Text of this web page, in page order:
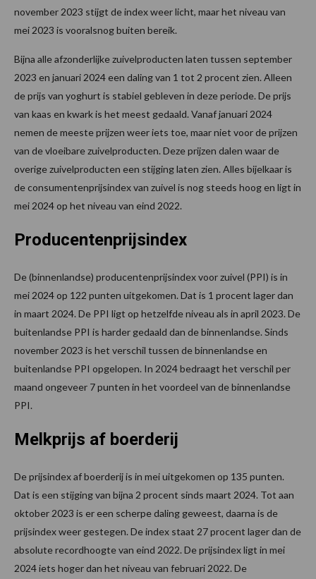
november 2023 stijgt de index weer licht, maar het niveau van
mei 2023 is vooralsnog buiten bereik.
Bijna alle afzonderlijke zuivelproducten laten tussen september
2023 en januari 2024 een daling van 1 tot 2 procent zien. Alleen
de prijs van yoghurt is stabiel gebleven in deze periode. De prijs
van kaas en kwark is het meest gedaald. Vanaf januari 2024
nemen de meeste prijzen weer iets toe, maar niet voor de prijzen
van de vloeibare zuivelproducten. Deze prijzen dalen waar de
overige zuivelproducten een stijging laten zien. Alles bijelkaar is
de consumentenprijsindex van zuivel is nog steeds hoog en ligt in
mei 2024 op het niveau van eind 2022.
Producentenprijsindex
De (binnenlandse) producentenprijsindex voor zuivel (PPI) is in
mei 2024 op 122 punten uitgekomen. Dat is 1 procent lager dan
in maart 2024. De PPI ligt op hetzelfde niveau als in april 2023. De
buitenlandse PPI is harder gedaald dan de binnenlandse. Sinds
november 2023 is het verschil tussen de binnenlandse en
buitenlandse PPI opgelopen. In 2024 bedraagt het verschil per
maand ongeveer 7 punten in het voordeel van de binnenlandse
PPI.
Melkprijs af boerderij
De prijsindex af boerderij is in mei uitgekomen op 135 punten.
Dat is een stijging van bijna 2 procent sinds maart 2024. Tot aan
oktober 2023 is er een scherpe daling geweest, daarna is de
prijsindex weer gestegen. De index staat 27 procent lager dan de
absolute recordhoogte van eind 2022. De prijsindex ligt in mei
2024 iets hoger dan het niveau van februari 2022. De